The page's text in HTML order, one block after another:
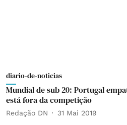
diario-de-noticias
Mundial de sub 20: Portugal
está fora da competição
Redação DN 31 Mai 2019